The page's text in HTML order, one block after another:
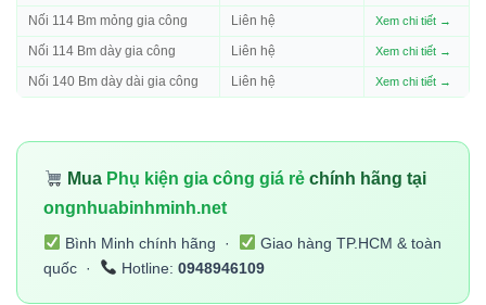
Nối 114 Bm mỏng gia công Liên hệ Xem chi tiết →
Nối 114 Bm dày gia công Liên hệ Xem chi tiết →
Nối 140 Bm dày dài gia công Liên hệ Xem chi tiết →
Mua Phụ kiện gia công giá rẻ chính hãng tại
ongnhuabinhminh.net
Bình Minh chính hãng ·
Giao hàng TP.HCM & toàn
quốc ·
Hotline: 0948946109